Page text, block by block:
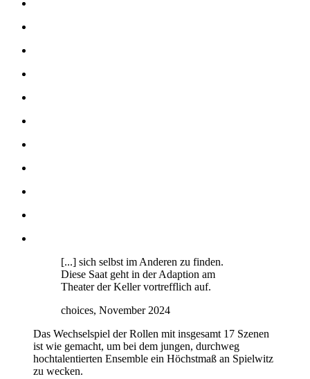
[...] sich selbst im Anderen zu finden.
Diese Saat geht in der Adaption am
Theater der Keller vortrefflich auf.
choices, November 2024
Das Wechselspiel der Rollen mit insgesamt 17 Szenen
ist wie gemacht, um bei dem jungen, durchweg
hochtalentierten Ensemble ein Höchstmaß an Spielwitz
zu wecken.